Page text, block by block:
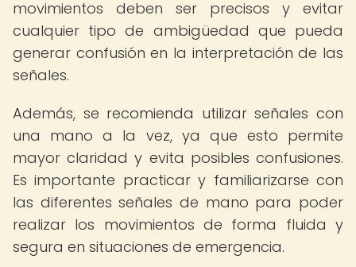
movimientos deben ser precisos y evitar
cualquier tipo de ambigüedad que pueda
generar confusión en la interpretación de las
señales.
Además, se recomienda utilizar señales con
una mano a la vez, ya que esto permite
mayor claridad y evita posibles confusiones.
Es importante practicar y familiarizarse con
las diferentes señales de mano para poder
realizar los movimientos de forma fluida y
segura en situaciones de emergencia.